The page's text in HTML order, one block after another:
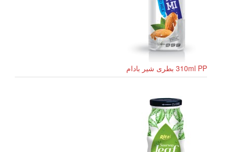
310ml PP بطری شیر بادام